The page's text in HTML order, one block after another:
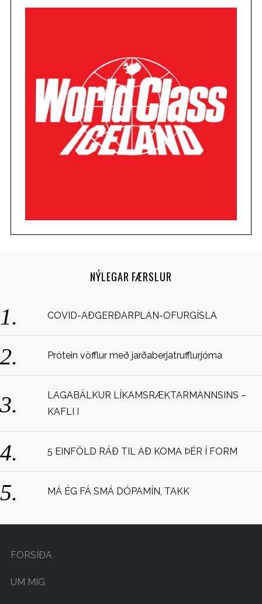
NÝLEGAR FÆRSLUR
COVID-AÐGERÐARPLAN-OFURGÍSLA
Prótein vöfflur með jarðaberjatrufflurjóma
LAGABÁLKUR LÍKAMSRÆKTARMANNSINS –
KAFLI I
5 EINFÖLD RÁÐ TIL AÐ KOMA ÞÉR Í FORM
MÁ ÉG FÁ SMÁ DÓPAMÍN, TAKK
FORSÍÐA
UM MIG